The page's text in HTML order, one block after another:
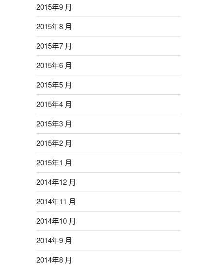
2015年9 月
2015年8 月
2015年7 月
2015年6 月
2015年5 月
2015年4 月
2015年3 月
2015年2 月
2015年1 月
2014年12 月
2014年11 月
2014年10 月
2014年9 月
2014年8 月